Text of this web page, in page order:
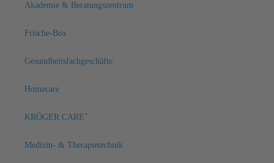
Akademie & Beratungszentrum
Frische-Box
Gesundheitsfachgeschäfte
Homecare
KRÖGER CARE+
Medizin- & Therapietechnik